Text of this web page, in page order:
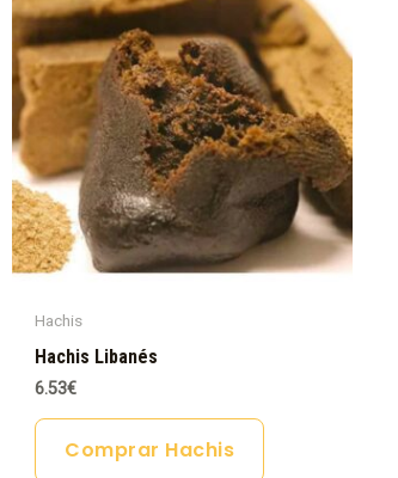
Hachis
Hachis Libanés
6.53€
Comprar Hachis